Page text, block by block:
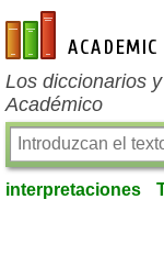
es-academic.com
Los diccionarios
Académico
interpretaciones